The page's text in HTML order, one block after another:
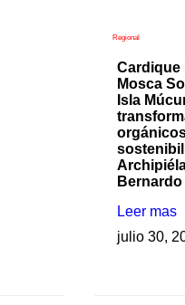
Regional
Cardique
Mosca
Isla
Bernardo
Leer mas
julio 30,